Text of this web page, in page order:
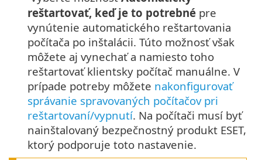
reštartovať, keď je to potrebné pre
vynútenie automatického reštartovania
počítača po inštalácii. Túto možnosť však
môžete aj vynechať a namiesto toho
reštartovať klientsky počítač manuálne. V
prípade potreby môžete nakonfigurovať
správanie spravovaných počítačov pri
reštartovaní/vypnutí. Na počítači musí byť
nainštalovaný bezpečnostný produkt ESET,
ktorý podporuje toto nastavenie.